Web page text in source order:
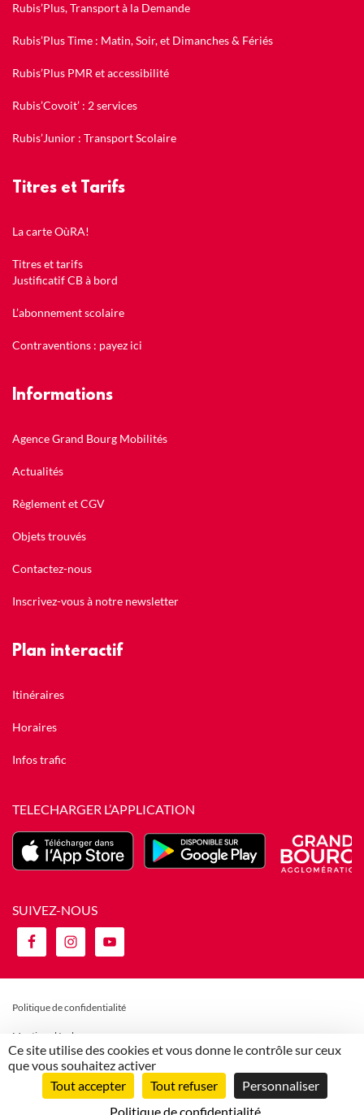
Rubis’Plus, Transport à la Demande
Rubis’Plus Time : Matin, Soir, et Dimanches & Fériés
Rubis’Plus PMR et accessibilité
Rubis’Covoit’ : 2 services
Rubis’Junior : Transport Scolaire
Titres et Tarifs
La carte OùRA!
Titres et tarifs
Justificatif CB à bord
L’abonnement scolaire
Contraventions : payez ici
Informations
Agence Grand Bourg Mobilités
Actualités
Règlement et CGV
Objets trouvés
Contactez-nous
Inscrivez-vous à notre newsletter
Plan interactif
Itinéraires
Horaires
Infos trafic
TELECHARGER L’APPLICATION
SUIVEZ-NOUS
Politique de confidentialité
Mentions légales
Politique de gestion des cookies
Règlement et CGV
Ce site utilise des cookies et vous donne le contrôle sur ceux
que vous souhaitez activer
Tout accepter
Tout refuser
Personnaliser
Politique de confidentialité